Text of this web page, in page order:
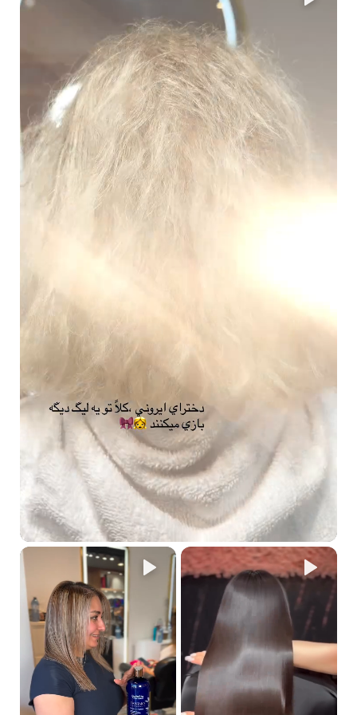
🥇 الخطوة 1 – شامبو التنقية العميقة
ابدئي بغسل الشعر باستخدام شامبو Step 01 الذي ينظف بعمق ويزيل
الشوائب والمواد المتراكمة، مما يُحضّر الشعر لامتصاص العلاج بفعالية.
💡 يترك الشعر نظيفًا من الداخل وجاهزًا لاستقبال الماسك العلاجي.
🥈 الخطوة 2 – ماسك ترميم البروتين المكثف
على كامل الشعر، مع التركيز على المناطق الأكثر تلفًا.
اتركيه لمدة10-15 دقيقة
💡 يساعد على تقوية ألياف الشعر وتغذيتها بعمق.
على شعر رطب (بعد الماسك أو في أي وقت خلال الأسبوع)، رشي البخاخ
بالتساوي على كامل الشعر، مع التركيز على الأطراف والمناطق التالفة.
لا حاجة لشطفه. يمكن تركه ليجف طبيعيًا أو استخدام السيشوار بدرجة
حرارة معتدلة.
💡 يمنح حماية فورية، نعومة، ولمعان، ويعيد التوازن الطبيعي للشعر.
🔄 كم مرة يُستخدم الروتين؟
للحصول على نتائج ملحوظة:
مرة إلى مرتين أسبوعيًاحسب درجة التلف
بخاخ Step 03 يمكن استخدامه بشكل يومي أو حسب الحاجة
هذا الروتين مصمم ليعملبتكامل بين خطواته
الثلاثةلعلاج الشعر من العمق، وتحويله من جاف
وهش إلى ناعم وصحي ولامع ✨
🛡️ نصائح وتحذيرات الاستخدام